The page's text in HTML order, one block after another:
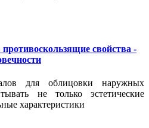
свойства -
для облицовки наружных
не только эстетические
характеристики